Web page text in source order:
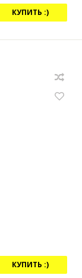
КУПИТЬ :)
КУПИТЬ :)